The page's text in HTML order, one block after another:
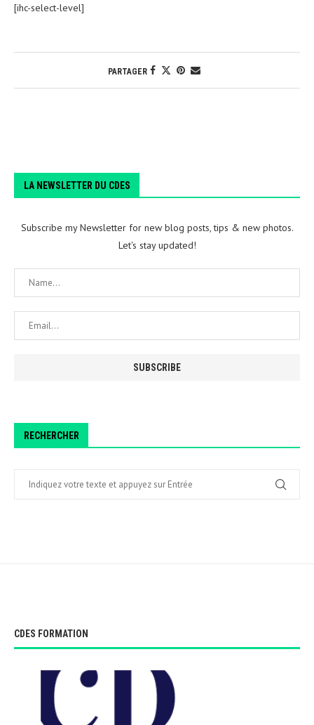
[ihc-select-level]
PARTAGER
LA NEWSLETTER DU CDES
Subscribe my Newsletter for new blog posts, tips & new photos.
Let's stay updated!
RECHERCHER
CDES FORMATION